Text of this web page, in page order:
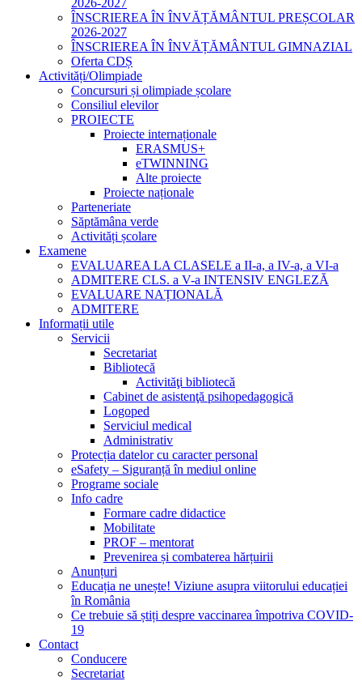
2026-2027
ÎNSCRIEREA ÎN ÎNVĂȚĂMÂNTUL PREȘCOLAR
2026-2027
ÎNSCRIEREA ÎN ÎNVĂȚĂMÂNTUL GIMNAZIAL
Oferta CDȘ
Activități/Olimpiade
Concursuri și olimpiade școlare
Consiliul elevilor
PROIECTE
Proiecte internaționale
ERASMUS+
eTWINNING
Alte proiecte
Proiecte naționale
Parteneriate
Săptămâna verde
Activități școlare
Examene
EVALUAREA LA CLASELE a II-a, a IV-a, a VI-a
ADMITERE CLS. a V-a INTENSIV ENGLEZĂ
EVALUARE NAȚIONALĂ
ADMITERE
Informații utile
Servicii
Secretariat
Bibliotecă
Activităţi bibliotecă
Cabinet de asistenţă psihopedagogică
Logoped
Serviciul medical
Administrativ
Protecția datelor cu caracter personal
eSafety – Siguranță în mediul online
Programe sociale
Info cadre
Formare cadre didactice
Mobilitate
PROF – mentorat
Prevenirea și combaterea hărțuirii
Anunțuri
Educația ne unește! Viziune asupra viitorului educației
în România
Ce trebuie să știți despre vaccinarea împotriva COVID-
19
Contact
Conducere
Secretariat